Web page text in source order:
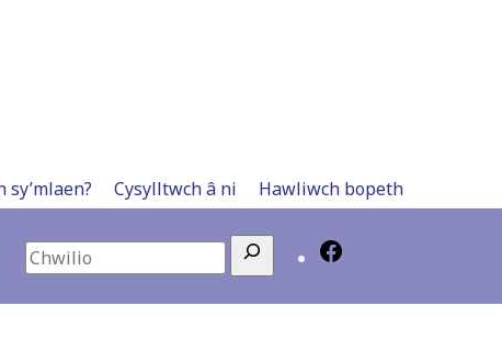
sy’mlaen? Cysylltwch â ni Hawliwch bopeth
Search